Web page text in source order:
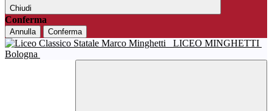
Chiudi
Conferma
Annulla Conferma
LICEO MINGHETTI
Bologna